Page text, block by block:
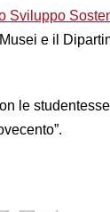
Sviluppo
e il
le